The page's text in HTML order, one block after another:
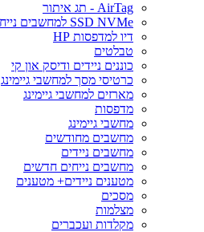
AirTag - תג איתור
SSD NVMe למחשבים נייחים וניידים
דיו למדפסות HP
טבלטים
כוננים ניידים ודיסק און קי
כרטיסי מסך למחשבי גיימינג
מארזים למחשבי גיימינג
מדפסות
מחשבי גיימינג
מחשבים מחודשים
מחשבים ניידים
מחשבים נייחים חדשים
מטענים ניידים+ מטענים
מסכים
מצלמות
מקלדות ועכברים